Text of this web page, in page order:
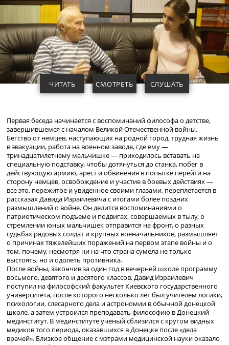
ЧИТАТЬ СМОТРЕТЬ СЛУШАТЬ
Первая беседа начинается с воспоминаний философа о детстве,
завершившемся с началом Великой Отечественной войны.
Бегство от немцев, наступающих на родной город, трудная жизнь
в эвакуации, работа на военном заводе, где ему —
тринадцатилетнему мальчишке — приходилось вставать на
специальную подставку, чтобы дотянуться до станка, побег в
действующую армию, арест и обвинения в попытке перейти на
сторону немцев, освобождение и участие в боевых действиях —
все это, пережитое и увиденное своими глазами, переплетается в
рассказах Давида Израилевича с итогами более поздних
размышлений о войне. Он делится воспоминаниями о
патриотическом подъеме и подвигах, совершаемых в тылу, о
стремлении юных мальчишек отправится на фронт, о разных
судьбах рядовых солдат и крупных военачальников, размышляет
о причинах тяжелейших поражений на первом этапе войны и о
том, почему, несмотря ни на что страна сумела не только
выстоять, но и одолеть противника.
После войны, закончив за один год в вечерней школе программу
восьмого, девятого и десятого классов, Давид Израилевич
поступил на философский факультет Киевского государственного
университета, после которого несколько лет был учителем логики,
психологии, слесарного дела и астрономии в обычной донецкой
школе, а затем устроился преподавать философию в Донецкий
мединститут. В мединституте ученый сблизился с кругом видных
медиков того периода, оказавшихся в Донецке после «дела
врачей». Близкое общение с мэтрами медицинской науки оказало